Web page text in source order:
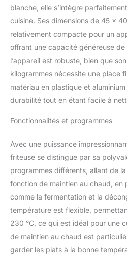
avec
5
ET
friture
huile
choix
plus
LA
votre
blanche, elle s’intègre
cuisine. Ses dimensions de 45 x
relativement compacte pour un
offrant une capacité généreuse de
l’appareil est robuste, bien que
kilogrammes nécessite une place
matériau en plastique et
durabilité tout en étant facile à
Fonctionnalités et programmes
Avec une puissance
friteuse se distingue par sa
programmes différents, allant de
fonction de maintien au chaud, en
comme la fermentation et la
température est flexible,
230 °C, ce qui est idéal pour une
de maintien au chaud est
garder les plats à la bonne